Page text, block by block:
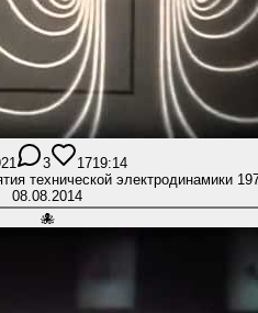
3 1719:14
технической электродинамики
08.08.2014
🐙